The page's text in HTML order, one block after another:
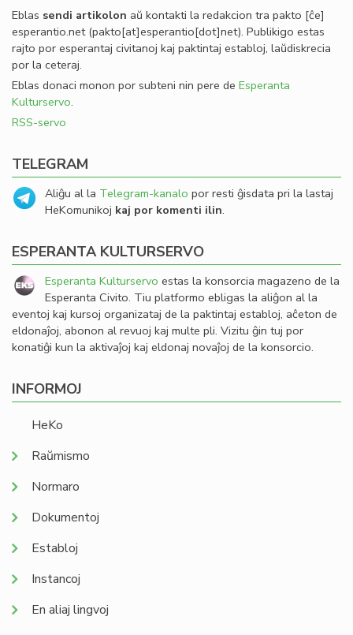
Eblas sendi artikolon aŭ kontakti la redakcion tra pakto [ĉe]
esperantio.net(pakto[at]esperantio[dot]net). Publikigo estas
rajto por esperantaj civitanoj kaj paktintaj establoj, laŭdiskrecia
por la ceteraj.
Eblas donaci monon por subteni nin pere de Esperanta
Kulturservo.
RSS-servo
TELEGRAM
Aliĝu al la Telegram-kanalo por resti ĝisdata pri la lastaj
HeKomunikoj kaj por komenti ilin.
ESPERANTA KULTURSERVO
Esperanta Kulturservo estas la konsorcia magazeno de la
Esperanta Civito. Tiu platformo ebligas la aliĝon al la
eventoj kaj kursoj organizataj de la paktintaj establoj, aĉeton de
eldonaĵoj, abonon al revuoj kaj multe pli. Vizitu ĝin tuj por
konatiĝi kun la aktivaĵoj kaj eldonaj novaĵoj de la konsorcio.
INFORMOJ
HeKo
Raŭmismo
Normaro
Dokumentoj
Establoj
Instancoj
En aliaj lingvoj